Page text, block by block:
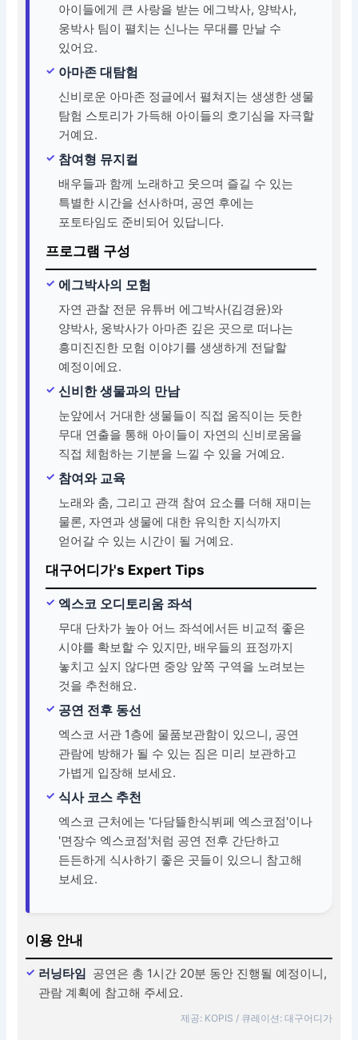
아이들에게 큰 사랑을 받는 에그박사, 양박사,
웅박사 팀이 펼치는 신나는 무대를 만날 수
있어요.
아마존 대탐험
신비로운 아마존 정글에서 펼쳐지는 생생한 생물
탐험 스토리가 가득해 아이들의 호기심을 자극할
거예요.
참여형 뮤지컬
배우들과 함께 노래하고 웃으며 즐길 수 있는
특별한 시간을 선사하며, 공연 후에는
포토타임도 준비되어 있답니다.
프로그램 구성
에그박사의 모험
자연 관찰 전문 유튜버 에그박사(김경윤)와
양박사, 웅박사가 아마존 깊은 곳으로 떠나는
흥미진진한 모험 이야기를 생생하게 전달할
예정이에요.
신비한 생물과의 만남
눈앞에서 거대한 생물들이 직접 움직이는 듯한
무대 연출을 통해 아이들이 자연의 신비로움을
직접 체험하는 기분을 느낄 수 있을 거예요.
참여와 교육
노래와 춤, 그리고 관객 참여 요소를 더해 재미는
물론, 자연과 생물에 대한 유익한 지식까지
얻어갈 수 있는 시간이 될 거예요.
대구어디가's Expert Tips
엑스코 오디토리움 좌석
무대 단차가 높아 어느 좌석에서든 비교적 좋은
시야를 확보할 수 있지만, 배우들의 표정까지
놓치고 싶지 않다면 중앙 앞쪽 구역을 노려보는
것을 추천해요.
공연 전후 동선
엑스코 서관 1층에 물품보관함이 있으니, 공연
관람에 방해가 될 수 있는 짐은 미리 보관하고
가볍게 입장해 보세요.
식사 코스 추천
엑스코 근처에는 '다담뜰한식뷔페 엑스코점'이나
'면장수 엑스코점'처럼 공연 전후 간단하고
든든하게 식사하기 좋은 곳들이 있으니 참고해
보세요.
이용 안내
러닝타임 공연은 총 1시간 20분 동안 진행될 예정이니,
관람 계획에 참고해 주세요.
제공: KOPIS / 큐레이션: 대구어디가